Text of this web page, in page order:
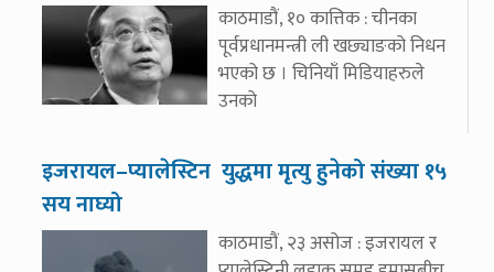
काठमाडौं, १० कात्तिक : चीनका
पूर्वप्रधानमन्त्री ली खछ्याङको निधन
भएको छ । चिनियाँ मिडियाहरुले
उनको
इजरायल–प्यालेस्टिन युद्धमा मृत्यु हुनेको संख्या १५
सय नाघ्यो
काठमाडौं, २३ असोज : इजरायल र